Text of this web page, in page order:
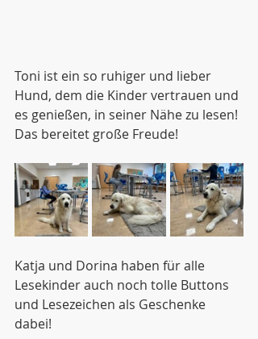
Toni ist ein so ruhiger und lieber
Hund, dem die Kinder vertrauen und
es genießen, in seiner Nähe zu lesen!
Das bereitet große Freude!
Katja und Dorina haben für alle
Lesekinder auch noch tolle Buttons
und Lesezeichen als Geschenke
dabei!